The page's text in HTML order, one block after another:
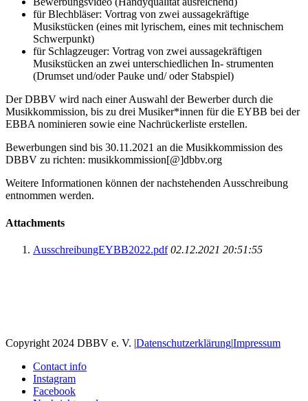
für Blechbläser: Vortrag von zwei aussagekräftige
Musikstücken (eines mit lyrischem, eines mit technischem
Schwerpunkt)
für Schlagzeuger: Vortrag von zwei aussagekräftigen
Musikstücken an zwei unterschiedlichen In- strumenten
(Drumset und/oder Pauke und/ oder Stabspiel)
Der DBBV wird nach einer Auswahl der Bewerber durch die
Musikkommission, bis zu drei Musiker*innen für die EYBB bei der
EBBA nominieren sowie eine Nachrückerliste erstellen.
Bewerbungen sind bis 30.11.2021 an die Musikkommission des
DBBV zu richten: musikkommission[@]dbbv.org
Weitere Informationen können der nachstehenden Ausschreibung
entnommen werden.
Attachments
AusschreibungEYBB2022.pdf 02.12.2021 20:51:55
Copyright 2024 DBBV e. V. |Datenschutzerklärung|Impressum
Contact info
Instagram
Facebook